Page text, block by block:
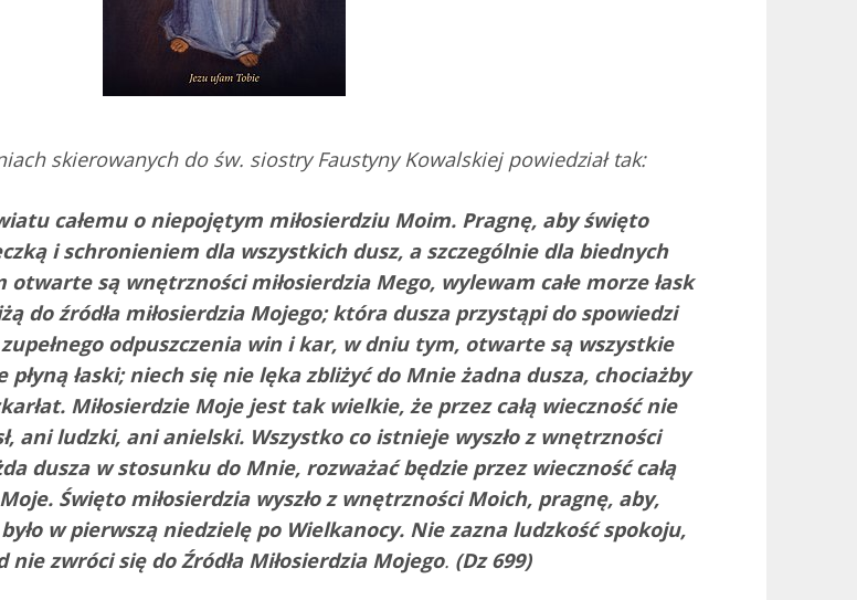
skierowanych do św. siostry Faustyny Kowalskiej powiedział tak:
całemu o niepojętym miłosierdziu Moim. Pragnę, aby święto
i schronieniem dla wszystkich dusz, a szczególnie dla biednych
są wnętrzności miłosierdzia Mego, wylewam całe morze łask
do źródła miłosier­dzia Mojego; która dusza przystąpi do spowiedzi
odpuszczenia win i kar, w dniu tym, otwarte są wszystkie
łaski; niech się nie lęka zbliżyć do Mnie żadna dusza, chociażby
Miłosierdzie Moje jest tak wielkie, że przez całą wieczność nie
ani ludzki, ani anielski. Wszystko co istnieje wyszło z wnętrzności
dusza w stosunku do Mnie, rozważać będzie przez wieczność całą
Święto miłosierdzia wyszło z wnętrzności Moich, pragnę, aby,
w pierwszą niedzielę po Wielkanocy. Nie zazna ludzkość spokoju,
nie zwrócisię do Źródła Miłosierdzia Mojego. (Dz 699)